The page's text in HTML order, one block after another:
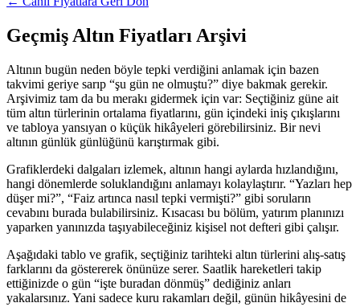
Geçmiş Altın Fiyatları Arşivi
Altının bugün neden böyle tepki verdiğini anlamak için bazen
takvimi geriye sarıp “şu gün ne olmuştu?” diye bakmak gerekir.
Arşivimiz tam da bu merakı gidermek için var: Seçtiğiniz güne ait
tüm altın türlerinin ortalama fiyatlarını, gün içindeki iniş çıkışlarını
ve tabloya yansıyan o küçük hikâyeleri görebilirsiniz. Bir nevi
altının günlük günlüğünü karıştırmak gibi.
Grafiklerdeki dalgaları izlemek, altının hangi aylarda hızlandığını,
hangi dönemlerde soluklandığını anlamayı kolaylaştırır. “Yazları hep
düşer mi?”, “Faiz artınca nasıl tepki vermişti?” gibi soruların
cevabını burada bulabilirsiniz. Kısacası bu bölüm, yatırım planınızı
yaparken yanınızda taşıyabileceğiniz kişisel not defteri gibi çalışır.
Aşağıdaki tablo ve grafik, seçtiğiniz tarihteki altın türlerini alış-satış
farklarını da göstererek önünüze serer. Saatlik hareketleri takip
ettiğinizde o gün “işte buradan dönmüş” dediğiniz anları
yakalarsınız. Yani sadece kuru rakamları değil, günün hikâyesini de